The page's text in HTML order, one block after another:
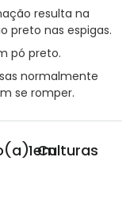
resulta na
preto nas espigas.
pó preto.
normalmente
se romper.
em
1Culturas